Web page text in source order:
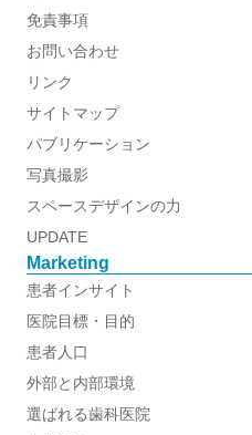
免責事項
お問い合わせ
リンク
サイトマップ
パブリケーション
写真撮影
スペースデザインの力
UPDATE
Marketing
患者インサイト
医院目標・目的
患者人口
外部と内部環境
選ばれる歯科医院